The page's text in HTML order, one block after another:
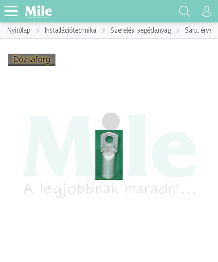
Nyitólap Installációtechnika Szerelési segédanyag Saru,